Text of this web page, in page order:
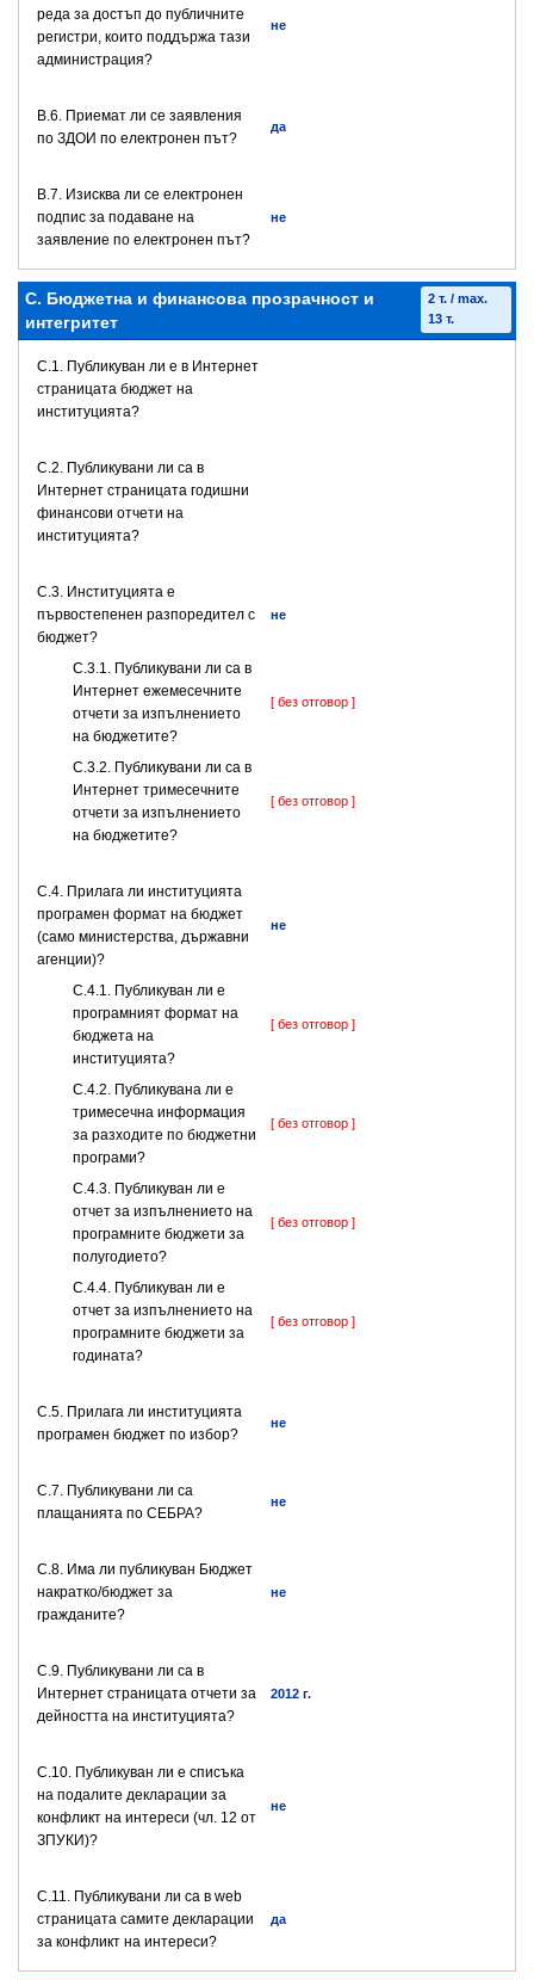
реда за достъп до публичните
регистри, които поддържа тази
администрация?
не
В.6. Приемат ли се заявления
по ЗДОИ по електронен път?
да
В.7. Изисква ли се електронен
подпис за подаване на
заявление по електронен път?
не
C. Бюджетна и финансова прозрачност и
интегритет
2 т. / max.
13 т.
C.1. Публикуван ли е в Интернет
страницата бюджет на
институцията?
C.2. Публикувани ли са в
Интернет страницата годишни
финансови отчети на
институцията?
C.3. Институцията е
първостепенен разпоредител с
бюджет?
не
С.3.1. Публикувани ли са в
Интернет ежемесечните
отчети за изпълнението
на бюджетите?
[ без отговор ]
С.3.2. Публикувани ли са в
Интернет тримесечните
отчети за изпълнението
на бюджетите?
[ без отговор ]
С.4. Прилага ли институцията
програмен формат на бюджет
(само министерства, държавни
агенции)?
не
С.4.1. Публикуван ли е
програмният формат на
бюджета на
институцията?
[ без отговор ]
С.4.2. Публикувана ли е
тримесечна информация
за разходите по бюджетни
програми?
[ без отговор ]
С.4.3. Публикуван ли е
отчет за изпълнението на
програмните бюджети за
полугодието?
[ без отговор ]
С.4.4. Публикуван ли е
отчет за изпълнението на
програмните бюджети за
годината?
[ без отговор ]
С.5. Прилага ли институцията
програмен бюджет по избор?
не
С.7. Публикувани ли са
плащанията по СЕБРА?
не
С.8. Има ли публикуван Бюджет
накратко/бюджет за
гражданите?
не
C.9. Публикувани ли са в
Интернет страницата отчети за
дейността на институцията?
2012 г.
C.10. Публикуван ли е списъка
на подалите декларации за
конфликт на интереси (чл. 12 от
ЗПУКИ)?
не
C.11. Публикувани ли са в web
страницата самите декларации
за конфликт на интереси?
да